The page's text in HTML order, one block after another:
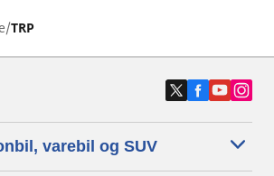
TRP
varebil og SUV